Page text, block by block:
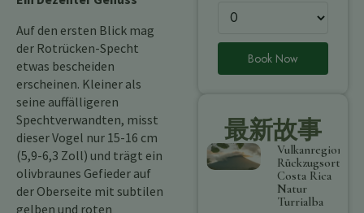
Auf den ersten Blick mag
der Rotrücken-Specht
etwas bescheiden
erscheinen. Kleiner als
seine auffälligeren
Spechtverwandten, misst
dieser Vogel nur 15-16 cm
(5,9-6,3 Zoll) und trägt ein
olivbraunes Gefieder auf
der Oberseite mit subtilen
gelben und roten
Book Now
最新故事
Vulkanregion
Rückzugsort
Costa Rica
Natur
Turrialba